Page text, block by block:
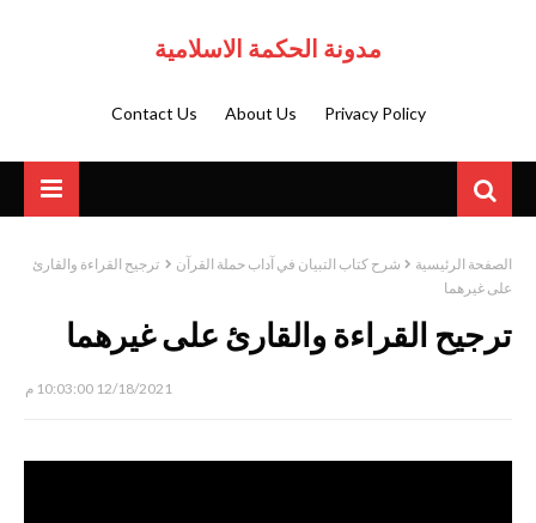
مدونة الحكمة الاسلامية
Privacy Policy
About Us
Contact Us
الصفحة الرئيسية شرح كتاب التبيان في آداب حملة القرآن
ترجيح القراءة والقارئ
على غيرهما
ترجيح القراءة والقارئ على غيرهما
12/18/2021 10:03:00 م